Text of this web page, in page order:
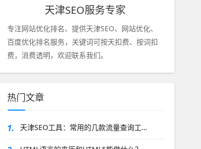
天津SEO服务专家
专注网站优化排名、提供天津SEO、网站优化、
百度优化排名服务，关键词可按天扣费、按词扣
费，消费透明，欢迎联系我们。
热门文章
1. 天津SEO工具：常用的几款流量查询工…